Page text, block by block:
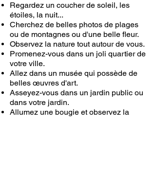
Regardez un coucher de soleil, les
étoiles, la nuit...
Cherchez de belles photos de plages
ou de montagnes ou d'une belle fleur.
Observez la nature tout autour de vous.
Promenez-vous dans un joli quartier de
votre ville.
Allez dans un musée qui possède de
belles œuvres d'art.
Asseyez-vous dans un jardin public ou
dans votre jardin.
Allumez une bougie et observez la